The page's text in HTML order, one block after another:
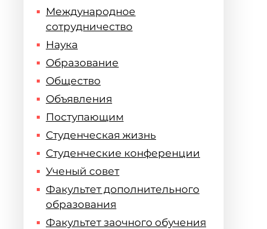
Международное
сотрудничество
Наука
Образование
Общество
Объявления
Поступающим
Студенческая жизнь
Студенческие конференции
Ученый совет
Факультет дополнительного
образования
Факультет заочного обучения